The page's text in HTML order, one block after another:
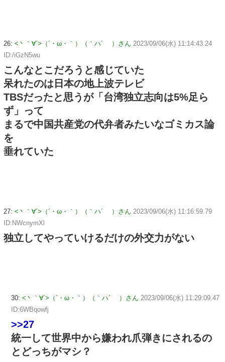
26: <丶｀∀´>（´・ω・｀）（｀ハ´ ）さん 2023/09/06(水) 11:14:43.24
ID:/iGzN5wu
こんなとこだろうと感じていた
呆れたのは日本の地上波テレビ
TBSだったと思うが「台湾独立志向は5%足ら
ず」って
まるで中国共産党の代弁者みたいなゴミカス論
を
垂れていた
27: <丶｀∀´>（´・ω・｀）（｀ハ´ ）さん 2023/09/06(水) 11:16:59.79
ID:NWcnymXl
独立してやっていけるだけの外交力がない
30: <丶｀∀´>（´・ω・｀）（｀ハ´ ）さん 2023/09/06(水) 11:29:09.47
ID:6WBqowfj
>>27
統一して世界中から嫌われ爪弾きにされるの
とどっちがマシ？